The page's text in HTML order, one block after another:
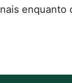
enquanto